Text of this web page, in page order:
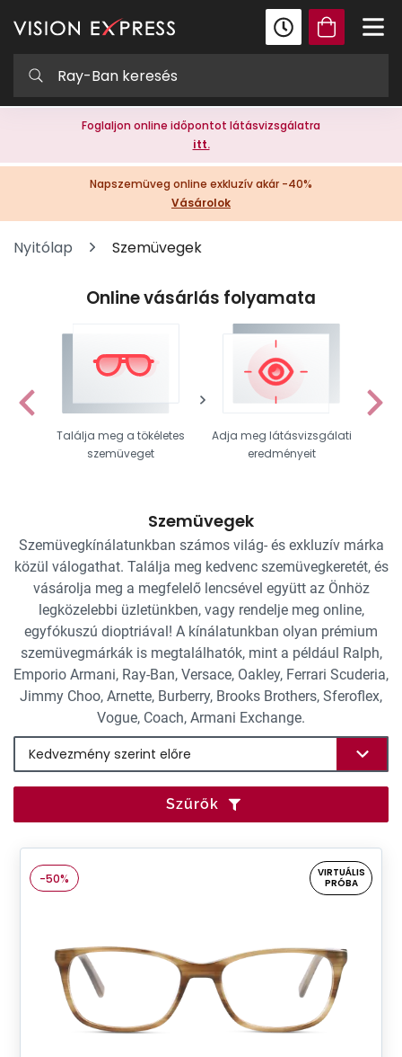
Foglaljon online időpontot látásvizsgálatra
itt.
Napszemüveg online exkluzív akár -40%
Vásárolok
Nyitólap Szemüvegek
Online vásárlás folyamata
Találja meg a tökéletes
szemüveget
Adja meg látásvizsgálati
eredményeit
Szemüvegek
Szemüvegkínálatunkban számos világ- és exkluzív márka
közül válogathat. Találja meg kedvenc szemüvegkeretét, és
vásárolja meg a megfelelő lencsével együtt az Önhöz
legközelebbi üzletünkben, vagy rendelje meg online,
egyfókuszú dioptriával! A kínálatunkban olyan prémium
szemüvegmárkák is megtalálhatók, mint a például Ralph,
Emporio Armani, Ray-Ban, Versace, Oakley, Ferrari Scuderia,
Jimmy Choo, Arnette, Burberry, Brooks Brothers, Sferoflex,
Vogue, Coach, Armani Exchange.
Szűrők
-50%
VIRTUÁLIS
PRÓBA